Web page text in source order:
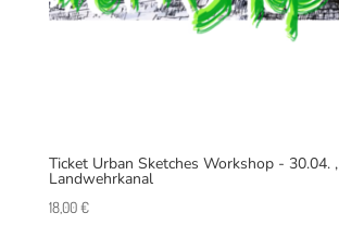
Ticket Urban Sketches Workshop - 30.04. ,
Landwehrkanal
18,00€